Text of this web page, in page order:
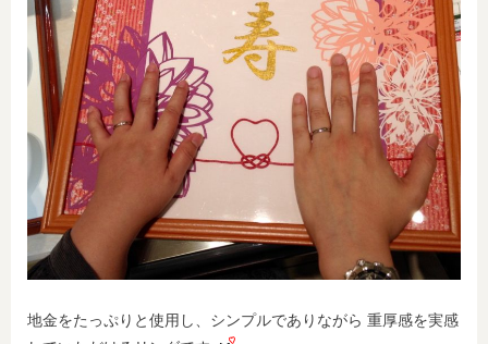
地金をたっぷりと使用し、シンプルでありながら 重厚感を実感